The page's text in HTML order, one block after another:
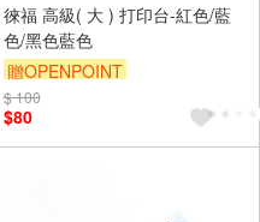
徠福 高級( 大 ) 打印台-紅色/藍
色/黑色藍色
贈OPENPOINT
$ 100
$80